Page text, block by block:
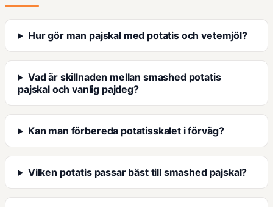
Hur gör man pajskal med potatis och vetemjöl?
Vad är skillnaden mellan smashed potatis
pajskal och vanlig pajdeg?
Kan man förbereda potatisskalet i förväg?
Vilken potatis passar bäst till smashed pajskal?